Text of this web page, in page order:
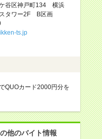
谷区神戸町134 横浜
タワー2F B区画
ts.jp
QUOカード2000円分を
他のバイト情報